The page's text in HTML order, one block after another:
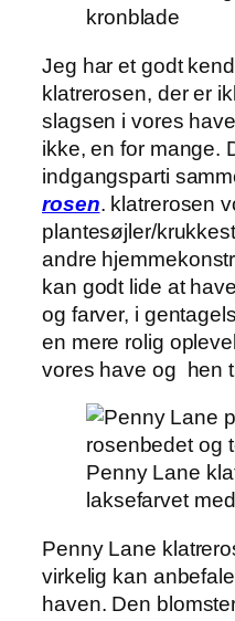
kronblade
Jeg har et godt
klatrerosen, der er
slagsen i vores
ikke, en for mange.
indgangsparti
rosen. klatrerosen
plantesøjler/
andre
kan godt lide at
og farver, i
en mere rolig
vores have og hen
Penny Lane
laksefarvet
Penny Lane
virkelig kan
haven. Den